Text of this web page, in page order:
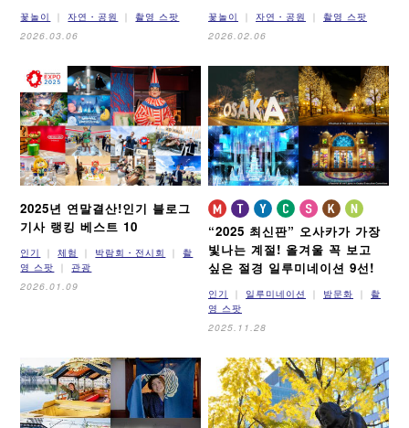
꽃놀이 자연・공원
촬영 스팟
2026.03.06
꽃놀이 자연・공원
촬영 스팟
2026.02.06
2025년 연말결산!인기 블로그
기사 랭킹 베스트 10
인기 체험 박람회・전시회
촬
영 스팟
관광
2026.01.09
“2025 최신판” 오사카가 가장
빛나는 계절! 올겨울 꼭 보고
싶은 절경 일루미네이션 9선!
인기 일루미네이션 밤문화
촬
영 스팟
2025.11.28